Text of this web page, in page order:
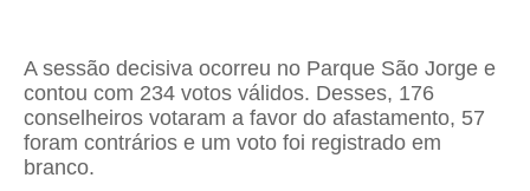
A sessão decisiva ocorreu no Parque São Jorge e
contou com 234 votos válidos. Desses, 176
conselheiros votaram a favor do afastamento, 57
foram contrários e um voto foi registrado em
branco.